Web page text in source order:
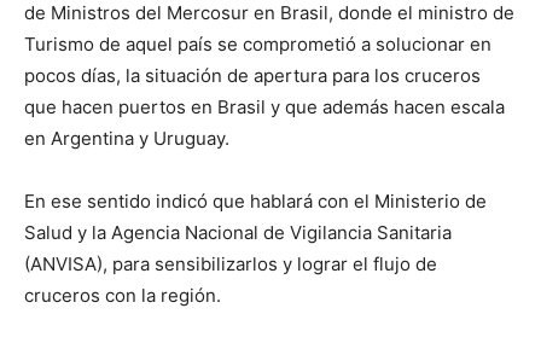
de Ministros del Mercosur en Brasil, donde el ministro de
Turismo de aquel país se comprometió a solucionar en
pocos días, la situación de apertura para los cruceros
que hacen puertos en Brasil y que además hacen escala
en Argentina y Uruguay.
En ese sentido indicó que hablará con el Ministerio de
Salud y la Agencia Nacional de Vigilancia Sanitaria
(ANVISA), para sensibilizarlos y lograr el flujo de
cruceros con la región.